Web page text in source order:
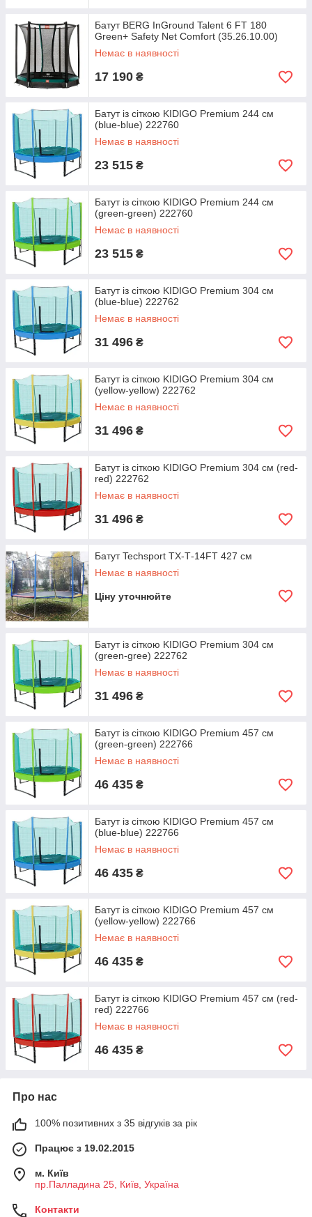
Батут BERG InGround Talent 6 FT 180
Green+ Safety Net Comfort (35.26.10.00)
Немає в наявності
17 190 ₴
Батут із сіткою KIDIGO Premium 244 см
(blue-blue) 222760
Немає в наявності
23 515 ₴
Батут із сіткою KIDIGO Premium 244 см
(green-green) 222760
Немає в наявності
23 515 ₴
Батут із сіткою KIDIGO Premium 304 см
(blue-blue) 222762
Немає в наявності
31 496 ₴
Батут із сіткою KIDIGO Premium 304 см
(yellow-yellow) 222762
Немає в наявності
31 496 ₴
Батут із сіткою KIDIGO Premium 304 см (red-
red) 222762
Немає в наявності
31 496 ₴
Батут Techsport TX-Т-14FT 427 см
Немає в наявності
Ціну уточнюйте
Батут із сіткою KIDIGO Premium 304 см
(green-gree) 222762
Немає в наявності
31 496 ₴
Батут із сіткою KIDIGO Premium 457 см
(green-green) 222766
Немає в наявності
46 435 ₴
Батут із сіткою KIDIGO Premium 457 см
(blue-blue) 222766
Немає в наявності
46 435 ₴
Батут із сіткою KIDIGO Premium 457 см
(yellow-yellow) 222766
Немає в наявності
46 435 ₴
Батут із сіткою KIDIGO Premium 457 см (red-
red) 222766
Немає в наявності
46 435 ₴
Про нас
100% позитивних з 35 відгуків за рік
Працює з 19.02.2015
м. Київ
пр.Палладина 25, Київ, Україна
Контакти